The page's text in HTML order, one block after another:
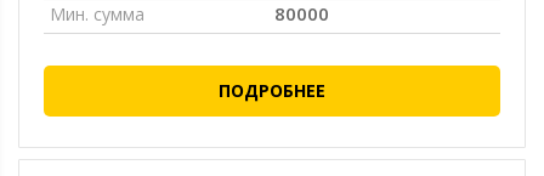
Мин. сумма 80000
ПОДРОБНЕЕ